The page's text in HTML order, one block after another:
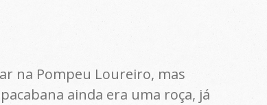
na Pompeu Loureiro, mas
ainda era uma roça, já